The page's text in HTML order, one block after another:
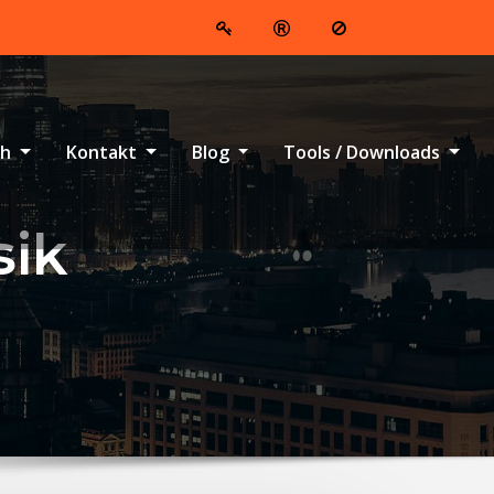
Kontakt Blog Tools / Downloads